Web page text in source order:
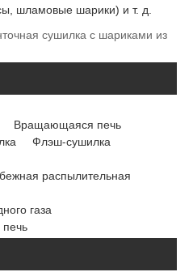
шламовые шарики) и т. д.
сушилка с шариками из
Вращающаяся печь
Флэш-сушилка
распылительная
газа